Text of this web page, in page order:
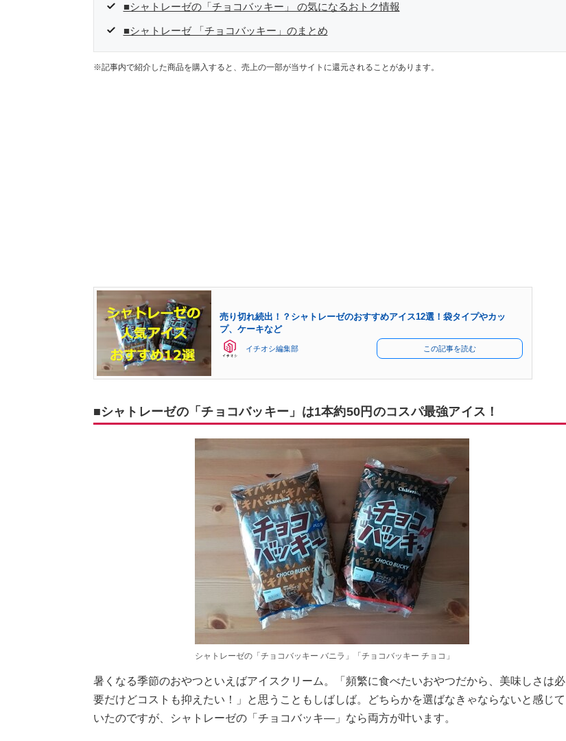
■シャトレーゼの「チョコバッキー」 の気になるおトク情報
■シャトレーゼ 「チョコバッキー」のまとめ
※記事内で紹介した商品を購入すると、売上の一部が当サイトに還元されることがあります。
売り切れ続出！？シャトレーゼのおすすめアイス12選！袋タイプやカッ
プ、ケーキなど
イチオシ編集部 この記事を読む
■シャトレーゼの「チョコバッキー」は1本約50円のコスパ最強アイス！
シャトレーゼの「チョコバッキー バニラ」「チョコバッキー チョコ」
暑くなる季節のおやつといえばアイスクリーム。「頻繁に食べたいおやつだから、美味しさは必
要だけどコストも抑えたい！」と思うこともしばしば。どちらかを選ばなきゃならないと感じて
いたのですが、シャトレーゼの「チョコバッキ―」なら両方が叶います。